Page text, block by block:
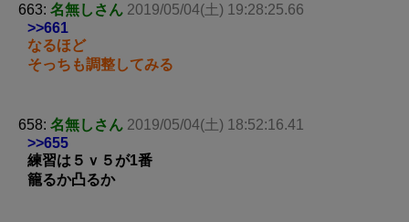
663: 名無しさん 2019/05/04(土) 19:28:25.66
>>661
なるほど
そっちも調整してみる
658: 名無しさん 2019/05/04(土) 18:52:16.41
>>655
練習は５ｖ５が1番
籠るか凸るか